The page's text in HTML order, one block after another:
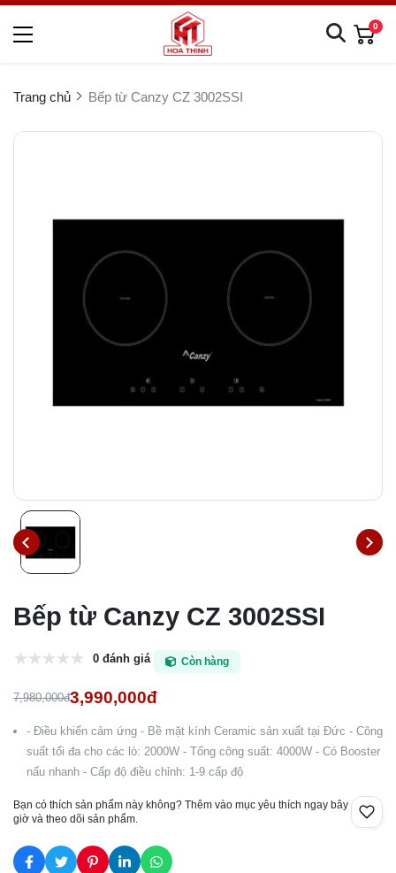
0
Trang chủ Bếp từ Canzy CZ 3002SSI
Bếp từ Canzy CZ 3002SSI
0 đánh giá Còn hàng
7,980,000đ3,990,000đ
- Điều khiển cảm ứng - Bề mặt kính Ceramic sản xuất tại Đức - Công
suất tối đa cho các lò: 2000W - Tổng công suất: 4000W - Có Booster
nấu nhanh - Cấp độ điều chỉnh: 1-9 cấp độ
Bạn có thích sản phẩm này không? Thêm vào mục yêu thích ngay bây
giờ và theo dõi sản phẩm.